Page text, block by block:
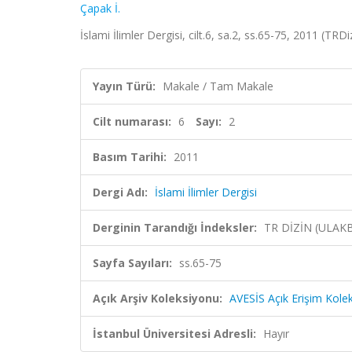
Çapak İ.
İslami İlimler Dergisi, cilt.6, sa.2, ss.65-75, 2011
Yayın Türü: Makale / Tam Makale
Cilt numarası: 6 Sayı: 2
Basım Tarihi: 2011
Dergi Adı: İslami İlimler Dergisi
Derginin Tarandığı İndeksler: TR DİZİN
Sayfa Sayıları: ss.65-75
Açık Arşiv Koleksiyonu: AVESİS Açık Erişim
İstanbul Üniversitesi Adresli: Hayır